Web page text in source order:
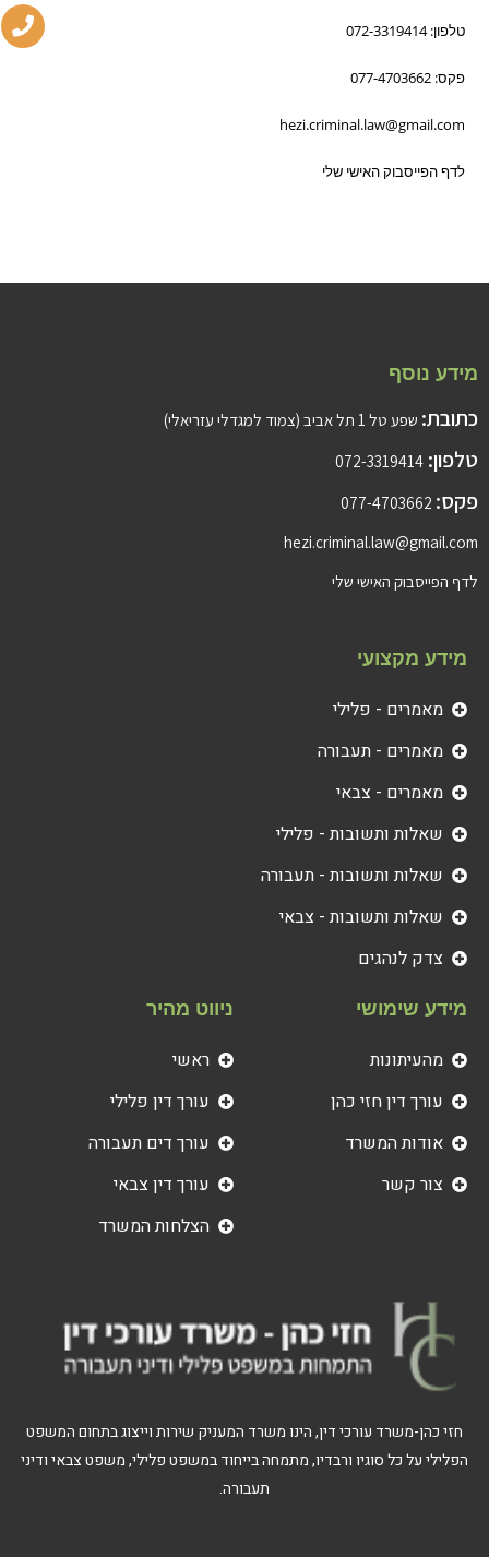
טלפון: 072-3319414
פקס: 077-4703662
hezi.criminal.law@gmail.com
לדף הפייסבוק האישי שלי
חזי כהן-משרד עורכי דין, הינו משרד המעניק שירות וייצוג בתחום המשפט
הפלילי על כל סוגיו ורבדיו, מתמחה בייחוד במשפט פלילי, משפט צבאי ודיני
תעבורה.
ניווט מהיר
ראשי
עורך דין פלילי
עורך דים תעבורה
עורך דין צבאי
הצלחות המשרד
מידע שימושי
מהעיתונות
עורך דין חזי כהן
אודות המשרד
צור קשר
מידע מקצועי
מאמרים - פלילי
מאמרים - תעבורה
מאמרים - צבאי
שאלות ותשובות - פלילי
שאלות ותשובות - תעבורה
שאלות ותשובות - צבאי
צדק לנהגים
מידע נוסף
כתובת: שפע טל 1 תל אביב (צמוד למגדלי עזריאלי)
טלפון: 072-3319414
פקס:
hezi.criminal.law@gmail.com
לדף הפייסבוק האישי שלי